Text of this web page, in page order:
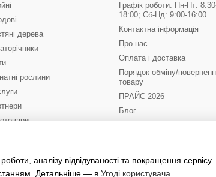
дерева
рослини
Графік роботи: Пн-Пт:
18:00; Сб-Нд: 9:00-16:00
Контактна інформація
Про нас
Оплата і доставка
Порядок обміну/
товару
ПРАЙС 2026
Блог
аналізу відвідуваності та покращення
Детальніше — в Угоді користувача